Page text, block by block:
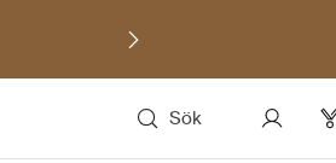
Sök